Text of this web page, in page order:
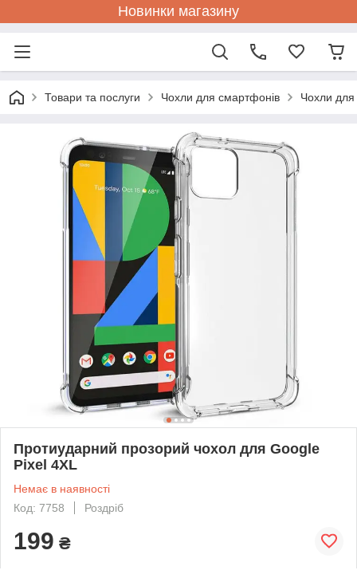
Новинки магазину
Товари та послуги Чохли для смартфонів Чохли
Протиударний прозорий чохол для Google
Pixel 4XL
Немає в наявності
Код: 7758
Роздріб
199 ₴